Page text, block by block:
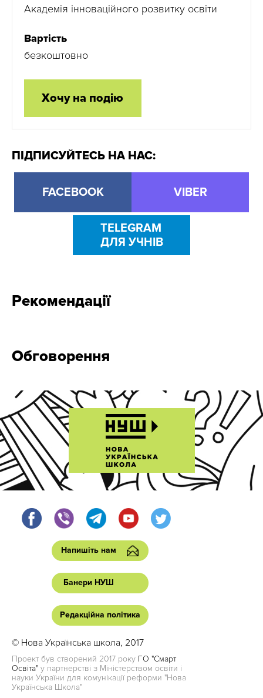
Академія інноваційного розвитку освіти
Вартість
безкоштовно
Хочу на подію
ПІДПИСУЙТЕСЬ НА НАС:
FACEBOOK VIBER
TELEGRAM
ДЛЯ УЧНІВ
Рекомендації
Обговорення
Напишіть нам
Банери НУШ
Редакційна політика
© Нова Українська школа, 2017
Проект був створений 2017 року ГО "Смарт
Освіта" у партнерстві з Міністерством освіти і
науки України для комунікації реформи "Нова
Українська Школа"